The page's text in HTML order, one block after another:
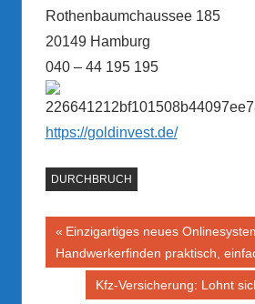
Rothenbaumchaussee 185
20149 Hamburg
040 – 44 195 195
https://goldinvest.de/
DURCHBRUCH
Vorheriger
Beitrag:
Einzigartiges neues
Handwerkerfinden praktisch,
Nächster
Kfz-Versicherung: Lohnt